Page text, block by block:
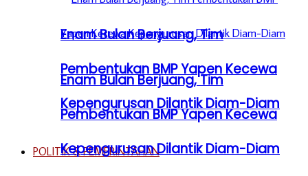
Enam Bulan Berjuang, Tim
Pembentukan BMP Yapen Kecewa
Kepengurusan Dilantik Diam-Diam
POLITIK & PEMERINTAHAN
Enam Bulan Berjuang, Tim
Pembentukan BMP Yapen Kecewa
Kepengurusan Dilantik Diam-Diam